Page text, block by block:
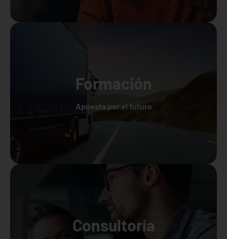
Formación
Apuesta por el futuro
Consultoría